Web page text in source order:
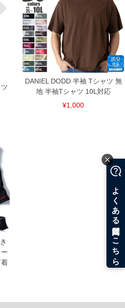
以内にご連絡ください。
、返品交換不可とさせて頂いております。予め
裾上げ無料対象商品は1本につき税込6,000円以
有料（500円+税）となります。）
く場合がございます。
となりますので、予めご了承下さい。
います。(例：裾にファスナーや調節ひもが付
る等)
ございます。また、お客様がご使用の環境（コ
を共用しておりますので店頭での売り違い、店
にご迷惑をお掛けしてしまう場合がございま
努めておりますが、もしあった場合速やかにご
さい。
DANIEL DODD 半袖 Tシャツ 無
地 半袖Tシャツ 10L対応
¥1,000